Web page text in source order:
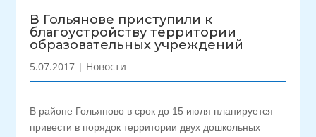
В Гольянове приступили к
благоустройству территории
образовательных учреждений
5.07.2017 | Новости
В районе Гольяново в срок до 15 июля планируется
привести в порядок территории двух дошкольных